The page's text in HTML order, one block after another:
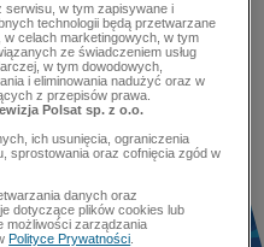
w tym zapisywane i
technologii będą przetwarzane
celach marketingowych, w tym
ze świadczeniem usług
w tym dowodowych,
i eliminowania nadużyć oraz w
z przepisów prawa.
Polsat sp. z o.o.
ich usunięcia, ograniczenia
sprostowania oraz cofnięcia zgód w
danych oraz
dotyczące plików cookies lub
możliwości zarządzania
Polityce Prywatności